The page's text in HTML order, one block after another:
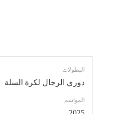
البطولات
دوري الرجال لكرة السلة
المواسم